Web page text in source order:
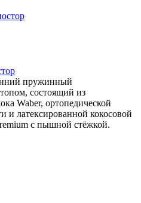
пружинный
состоящий из
Waber, ортопедической
и латексированной кокосовой
с пышной стёжкой.